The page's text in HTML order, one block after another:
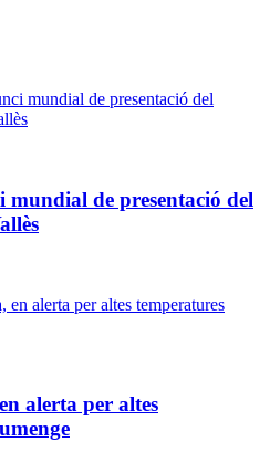
de presentació del
alerta per altes